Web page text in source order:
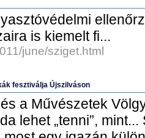
is kiemelt fi...
june/sziget.html
fesztiválja Újszilváson
és a Művészetek
lehet „tenni”, mint...